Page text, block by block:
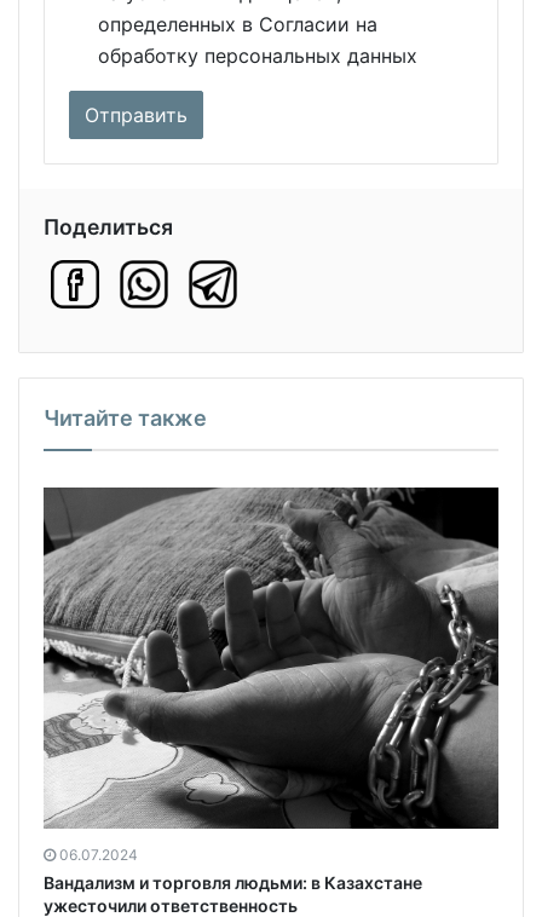
определенных в Согласии на
обработку персональных данных
Поделиться
Читайте также
06.07.2024
Вандализм и торговля людьми: в Казахстане
ужесточили ответственность